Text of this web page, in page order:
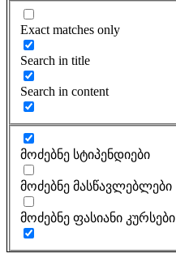
Exact matches only
Search in title
Search in content
მოძებნე სტიპენდიები
მოძებნე მასწავლებლები
მოძებნე ფასიანი კურსები